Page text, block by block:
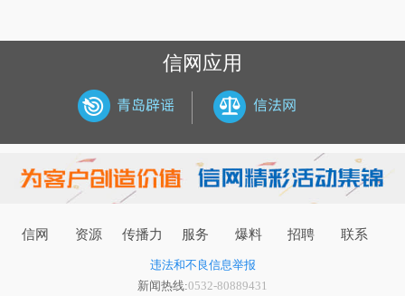
信网应用
信网 资源 传播力 服务 爆料 招聘 联系
违法和不良信息举报
新闻热线:0532-80889431